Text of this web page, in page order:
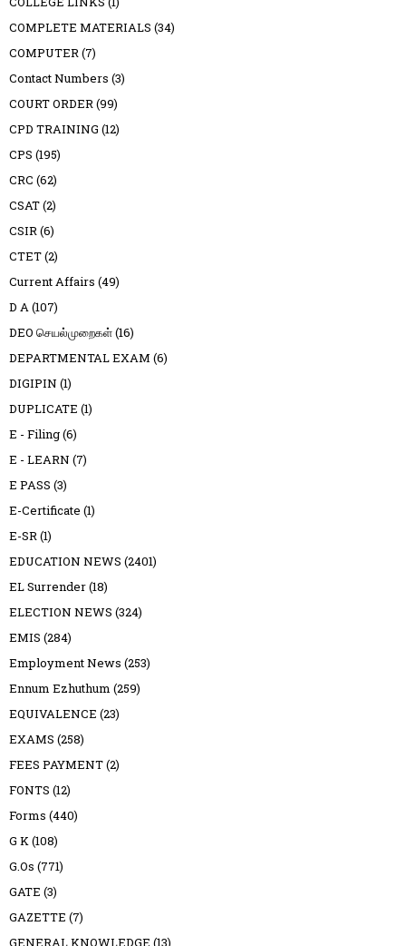
COMPLETE MATERIALS (34)
COMPUTER(7)
Contact Numbers (3)
COURT ORDER(99)
CPD TRAINING (12)
CPS (195)
CRC (62)
CSAT(2)
CSIR(6)
CTET(2)
Current Affairs (49)
D A(107)
DEO செயல்முறைகள்(16)
DEPARTMENTAL EXAM (6)
DIGIPIN (1)
DUPLICATE (1)
E - Filing(6)
E - LEARN (7)
E PASS (3)
E-Certificate (1)
E-SR(1)
EDUCATION NEWS (2401)
EL Surrender(18)
ELECTION NEWS (324)
EMIS (284)
Employment News (253)
Ennum Ezhuthum (259)
EQUIVALENCE (23)
EXAMS (258)
FEES PAYMENT(2)
FONTS (12)
Forms (440)
G K(108)
G.Os (771)
GATE (3)
GAZETTE (7)